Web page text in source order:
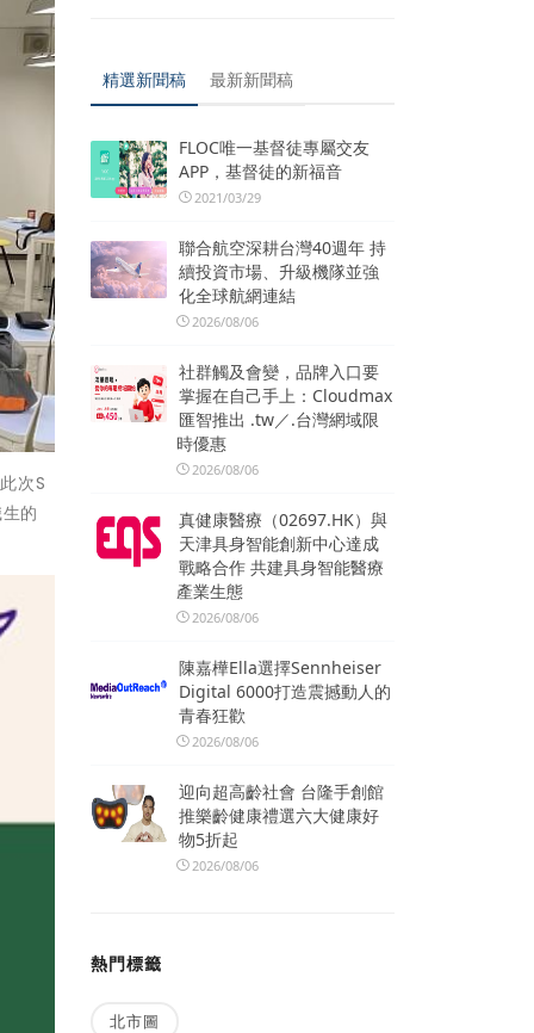
次S
的
精選新聞稿 最新新聞稿
FLOC唯一基督徒專屬交友
APP，基督徒的新福音
2021/03/29
聯合航空深耕台灣40週年 持
續投資市場、升級機隊並強
化全球航網連結
2026/08/06
社群觸及會變，品牌入口要
掌握在自己手上：Cloudmax
匯智推出 .tw／.台灣網域限
時優惠
2026/08/06
真健康醫療（02697.HK）與
天津具身智能創新中心達成
戰略合作 共建具身智能醫療
產業生態
2026/08/06
陳嘉樺Ella選擇Sennheiser
Digital 6000打造震撼動人的
青春狂歡
2026/08/06
迎向超高齡社會 台隆手創館
推樂齡健康禮選六大健康好
物5折起
2026/08/06
熱門標籤
北市圖